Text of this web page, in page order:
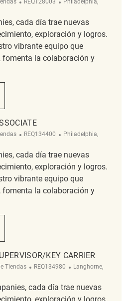
cada día trae nuevas
exploración y logros.
vibrante equipo que
fomenta la colaboración y
REQ128003
Associate
ReqId
REQ134400 Ubicación
Philadelphia,
cada día trae nuevas
exploración y logros.
vibrante equipo que
fomenta la colaboración y
REQ134400
Associate
KEY CARRIER
Tiendas ReqId
REQ134980 Ubicación
Langhorne,
cada día trae nuevas
exploración y logros.